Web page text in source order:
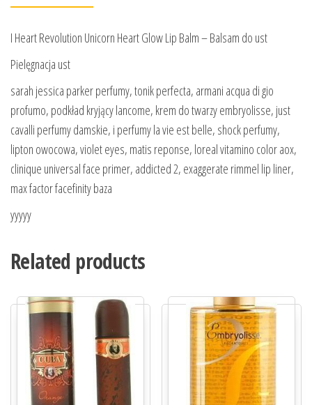
I Heart Revolution Unicorn Heart Glow Lip Balm – Balsam do ust
Pielęgnacja ust
sarah jessica parker perfumy, tonik perfecta, armani acqua di gio
profumo, podkład kryjący lancome, krem do twarzy embryolisse, just
cavalli perfumy damskie, i perfumy la vie est belle, shock perfumy,
lipton owocowa, violet eyes, matis reponse, loreal vitamino color aox,
clinique universal face primer, addicted 2, exaggerate rimmel lip liner,
max factor facefinity baza
yyyyy
Related products